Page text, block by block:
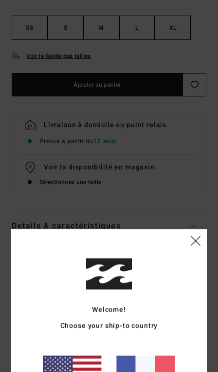
XS S M L XL
Voir le Guide des tailles
Ajouter au panier
Livraison à domicile ou point relais
Prévue à partir du12 août
Voir la disponibilité en magasin
Sélectionnez une taille
Details & caractéristiques
Code couleur
molleton brossé en coton et polyester
Composition[Matière principale] 80% coton, 20%
Welcome!
Choose your ship-to country